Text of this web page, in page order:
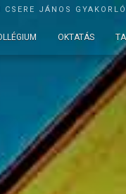
CSERE JÁNOS
OKTATÁS